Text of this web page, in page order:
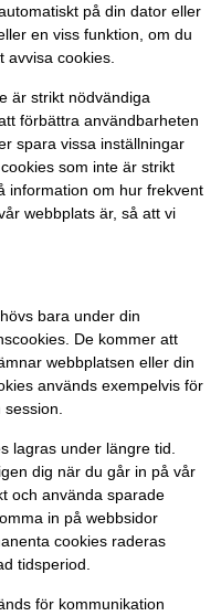
på din dator eller
en viss funktion, om du
avvisa cookies.
är strikt nödvändiga
förbättra användbarheten
spara vissa inställningar
som inte är strikt
information om hur frekvent
webbplats är, så att vi
bara under din
De kommer att
webbplatsen eller din
används exempelvis för
lagras under längre tid.
dig när du går in på vår
och använda sparade
in på webbsidor
cookies raderas
tidsperiod.
för kommunikation